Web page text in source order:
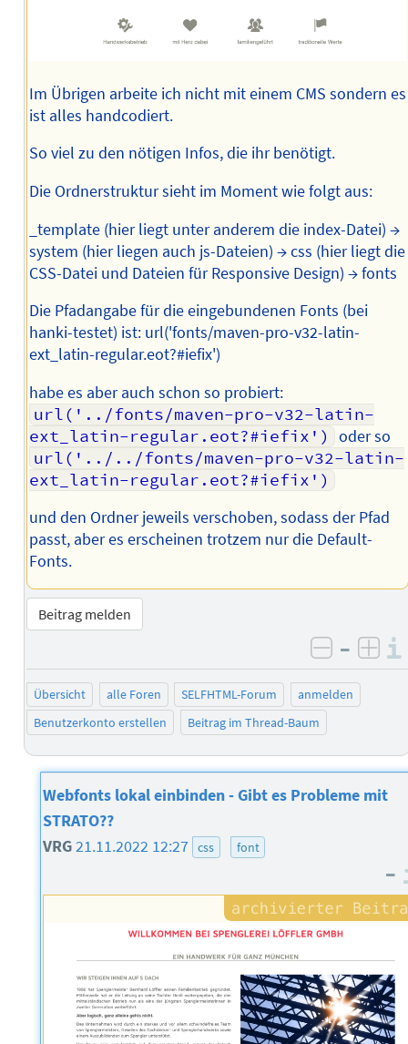
Im Übrigen arbeite ich nicht mit einem CMS sondern es
ist alles handcodiert.
So viel zu den nötigen Infos, die ihr benötigt.
Die Ordnerstruktur sieht im Moment wie folgt aus:
_template (hier liegt unter anderem die index-Datei) →
system (hier liegen auch js-Dateien) → css (hier liegt die
CSS-Datei und Dateien für Responsive Design) → fonts
Die Pfadangabe für die eingebundenen Fonts (bei
hanki-testet) ist: url('fonts/maven-pro-v32-latin-
ext_latin-regular.eot?#iefix')
habe es aber auch schon so probiert:
url('../fonts/maven-pro-v32-latin-
ext_latin-regular.eot?#iefix')
oder so
url('../../fonts/maven-pro-v32-latin-
ext_latin-regular.eot?#iefix')
und den Ordner jeweils verschoben, sodass der Pfad
passt, aber es erscheinen trotzem nur die Default-
Fonts.
Beitrag melden
negativ
–
Übersicht alle Foren SELFHTML-Forum
anmelden
Benutzerkonto erstellen
Beitrag im Thread-Baum
Webfonts lokal einbinden - Gibt es Probleme mit
STRATO??
VRG21.11.2022 12:27 css font
–